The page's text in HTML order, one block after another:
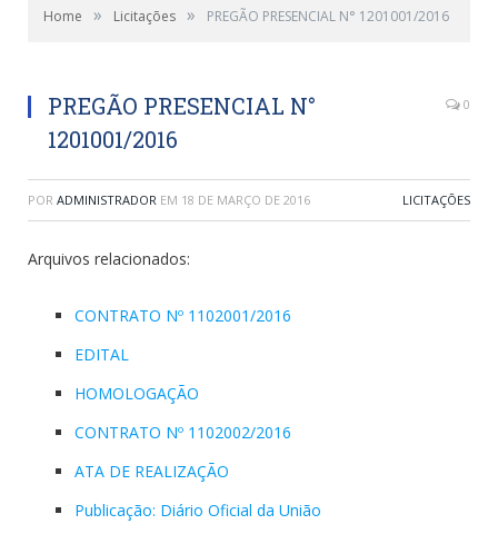
Home » Licitações » PREGÃO PRESENCIAL N° 1201001/2016
PREGÃO PRESENCIAL N°
1201001/2016
0
POR ADMINISTRADOR EM 18 DE MARÇO DE 2016 LICITAÇÕES
Arquivos relacionados:
CONTRATO Nº 1102001/2016
EDITAL
HOMOLOGAÇÃO
CONTRATO Nº 1102002/2016
ATA DE REALIZAÇÃO
Publicação: Diário Oficial da União